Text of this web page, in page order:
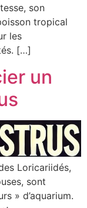
son
tropical
les
[…]
un
Loricariidés,
sont
» d’aquarium.